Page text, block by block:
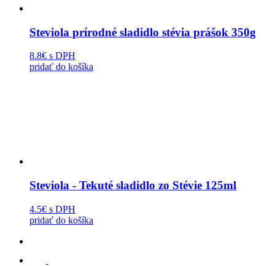
Steviola prírodné sladidlo stévia prášok 350g
8.8€ s DPH
pridať do košíka
Steviola - Tekuté sladidlo zo Stévie 125ml
4.5€ s DPH
pridať do košíka